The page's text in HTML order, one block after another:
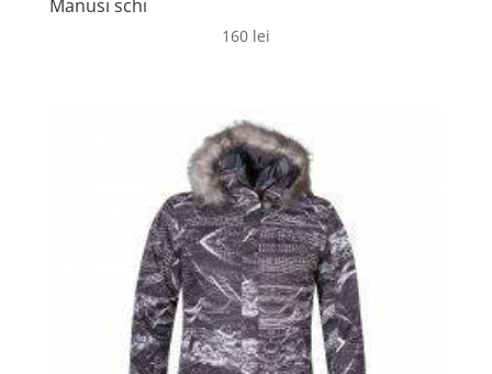
Manusi schi
160 lei